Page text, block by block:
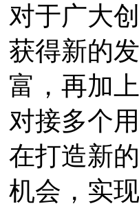
对于广大
获得新的
富，再加
对接多个
在打造新
机会，实